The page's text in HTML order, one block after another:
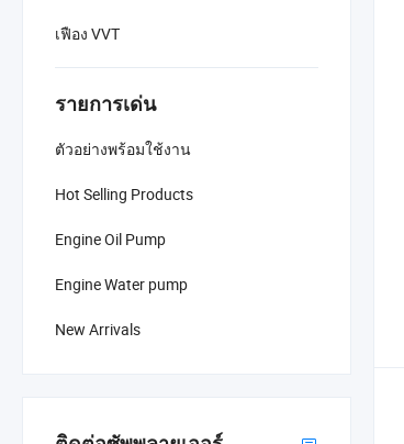
เฟือง VVT
รายการเด่น
ตัวอย่างพร้อมใช้งาน
Hot Selling Products
Engine Oil Pump
Engine Water pump
New Arrivals